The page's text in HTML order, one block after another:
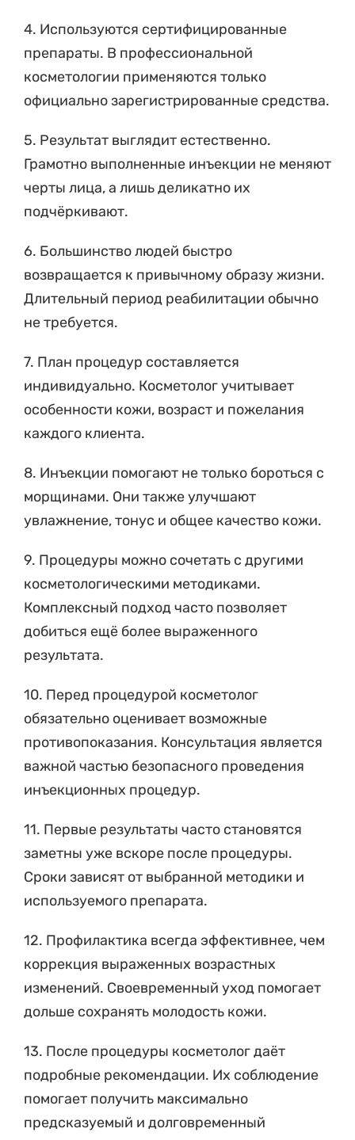
4. Используются сертифицированные
препараты. В профессиональной
косметологии применяются только
официально зарегистрированные средства.
5. Результат выглядит естественно.
Грамотно выполненные инъекции не меняют
черты лица, а лишь деликатно их
подчёркивают.
6. Большинство людей быстро
возвращается к привычному образу жизни.
Длительный период реабилитации обычно
не требуется.
7. План процедур составляется
индивидуально. Косметолог учитывает
особенности кожи, возраст и пожелания
каждого клиента.
8. Инъекции помогают не только бороться с
морщинами. Они также улучшают
увлажнение, тонус и общее качество кожи.
9. Процедуры можно сочетать с другими
косметологическими методиками.
Комплексный подход часто позволяет
добиться ещё более выраженного
результата.
10. Перед процедурой косметолог
обязательно оценивает возможные
противопоказания. Консультация является
важной частью безопасного проведения
инъекционных процедур.
11. Первые результаты часто становятся
заметны уже вскоре после процедуры.
Сроки зависят от выбранной методики и
используемого препарата.
12. Профилактика всегда эффективнее, чем
коррекция выраженных возрастных
изменений. Своевременный уход помогает
дольше сохранять молодость кожи.
13. После процедуры косметолог даёт
подробные рекомендации. Их соблюдение
помогает получить максимально
предсказуемый и долговременный